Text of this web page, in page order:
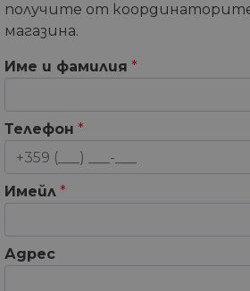
получите от
магазина.
Име и фамилия *
Телефон *
Имейл *
Адрес